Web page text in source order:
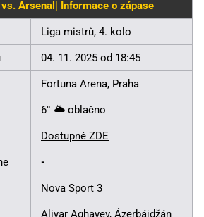
Arsenal| Informace o zápase
Liga mistrů, 4. kolo
04. 11. 2025 od 18:45
Fortuna Arena, Praha
6° 🌥️ oblačno
Dostupné ZDE
-
Nova Sport 3
Aliyar Aghayev, Ázerbájdžán